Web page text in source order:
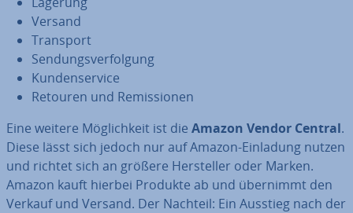
Versand
Transport
Sen­dungs­ver­fol­gung
Kun­den­ser­vice
Retouren und Re­mis­sio­nen
Eine weitere Mög­lich­keit ist die Amazon Vendor Central.
Diese lässt sich jedoch nur auf Amazon-Einladung nutzen
und richtet sich an größere Her­stel­ler oder Marken.
Amazon kauft hierbei Produkte ab und übernimmt den
Verkauf und Versand. Der Nachteil: Ein Ausstieg nach der